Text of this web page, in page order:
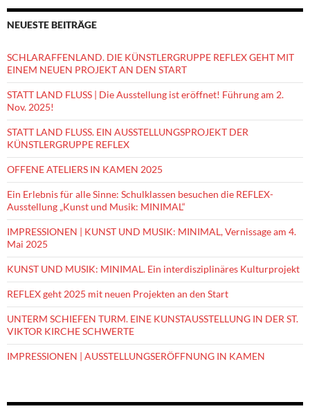
NEUESTE BEITRÄGE
SCHLARAFFENLAND. DIE KÜNSTLERGRUPPE REFLEX GEHT MIT
EINEM NEUEN PROJEKT AN DEN START
STATT LAND FLUSS | Die Ausstellung ist eröffnet! Führung am 2.
Nov. 2025!
STATT LAND FLUSS. EIN AUSSTELLUNGSPROJEKT DER
KÜNSTLERGRUPPE REFLEX
OFFENE ATELIERS IN KAMEN 2025
Ein Erlebnis für alle Sinne: Schulklassen besuchen die REFLEX-
Ausstellung „Kunst und Musik: MINIMAL“
IMPRESSIONEN | KUNST UND MUSIK: MINIMAL, Vernissage am 4.
Mai 2025
KUNST UND MUSIK: MINIMAL. Ein interdisziplinäres Kulturprojekt
REFLEX geht 2025 mit neuen Projekten an den Start
UNTERM SCHIEFEN TURM. EINE KUNSTAUSSTELLUNG IN DER ST.
VIKTOR KIRCHE SCHWERTE
IMPRESSIONEN | AUSSTELLUNGSERÖFFNUNG IN KAMEN